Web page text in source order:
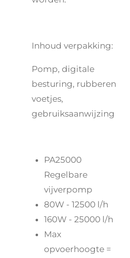
Inhoud verpakking:
Pomp, digitale
besturing, rubberen
voetjes,
gebruiksaanwijzing
PA25000
Regelbare
vijverpomp
80W - 12500 l/h
160W - 25000 l/h
Max
opvoerhoogte =